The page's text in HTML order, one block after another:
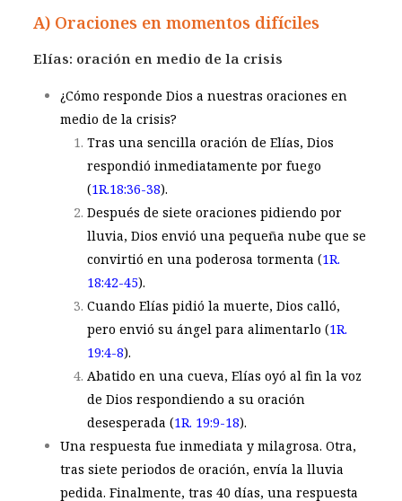
A) Oraciones en momentos difíciles
Elías: oración en medio de la crisis
¿Cómo responde Dios a nuestras oraciones en
medio de la crisis?
Tras una sencilla oración de Elías, Dios
respondió inmediatamente por fuego
(1R.18:36-38).
Después de siete oraciones pidiendo por
lluvia, Dios envió una pequeña nube que se
convirtió en una poderosa tormenta (1R.
18:42-45).
Cuando Elías pidió la muerte, Dios calló,
pero envió su ángel para alimentarlo (1R.
19:4-8).
Abatido en una cueva, Elías oyó al fin la voz
de Dios respondiendo a su oración
desesperada (1R. 19:9-18).
Una respuesta fue inmediata y milagrosa. Otra,
tras siete periodos de oración, envía la lluvia
pedida. Finalmente, tras 40 días, una respuesta